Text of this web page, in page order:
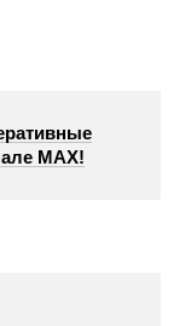
МАХ!